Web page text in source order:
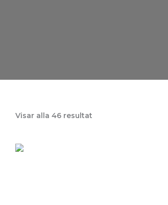
Visar alla 46 resultat